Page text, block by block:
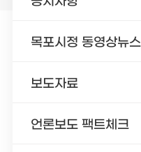
목포시정 동영상뉴스
보도자료
언론보도 팩트체크